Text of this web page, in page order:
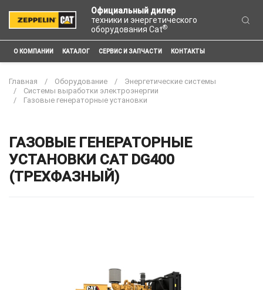
Официальный дилер
техники и энергетического
оборудования Cat®
О КОМПАНИИ КАТАЛОГ СЕРВИС И ЗАПЧАСТИ КОНТАКТЫ
Главная Оборудование
Энергетические системы
Системы выработки электроэнергии
Газовые генераторные установки
ГАЗОВЫЕ ГЕНЕРАТОРНЫЕ
УСТАНОВКИ CAT DG400
(ТРЕХФАЗНЫЙ)